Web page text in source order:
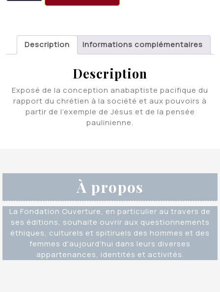
Description Informations complémentaires
Description
Exposé de la conception anabaptiste pacifique du
rapport du chrétien à la société et aux pouvoirs à
partir de l’exemple de Jésus et de la pensée
paulinienne.
À propos
La Fondation Ouverture, en particulier au travers de
ses éditions, souhaite ouvrir aux questionnements
éthiques, culturels et spitiruels des hommes et des
femmes d'aujourd'hui dans leurs diverses
appartenances, identités et activités.